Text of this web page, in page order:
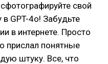
свой
в GPT-4o! Забудьте
в интернете. Просто
прислал понятные
штуку. Все, что